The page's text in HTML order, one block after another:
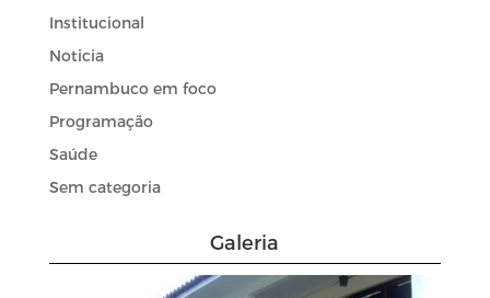
Institucional
Noticia
Pernambuco em foco
Programação
Saúde
Sem categoria
Galeria